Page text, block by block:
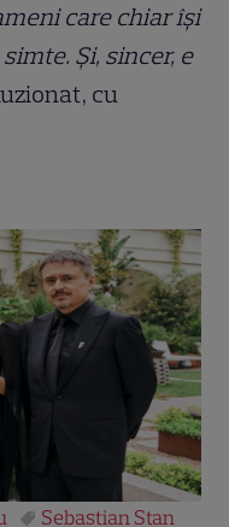
care chiar își
Și, sincer, e
cu
Sebastian Stan